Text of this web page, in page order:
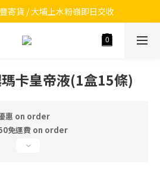
寄貨 / 大埔上水粉嶺即日交收
卡皇帝液(1盒15條)
惠 on order
免運費 on order